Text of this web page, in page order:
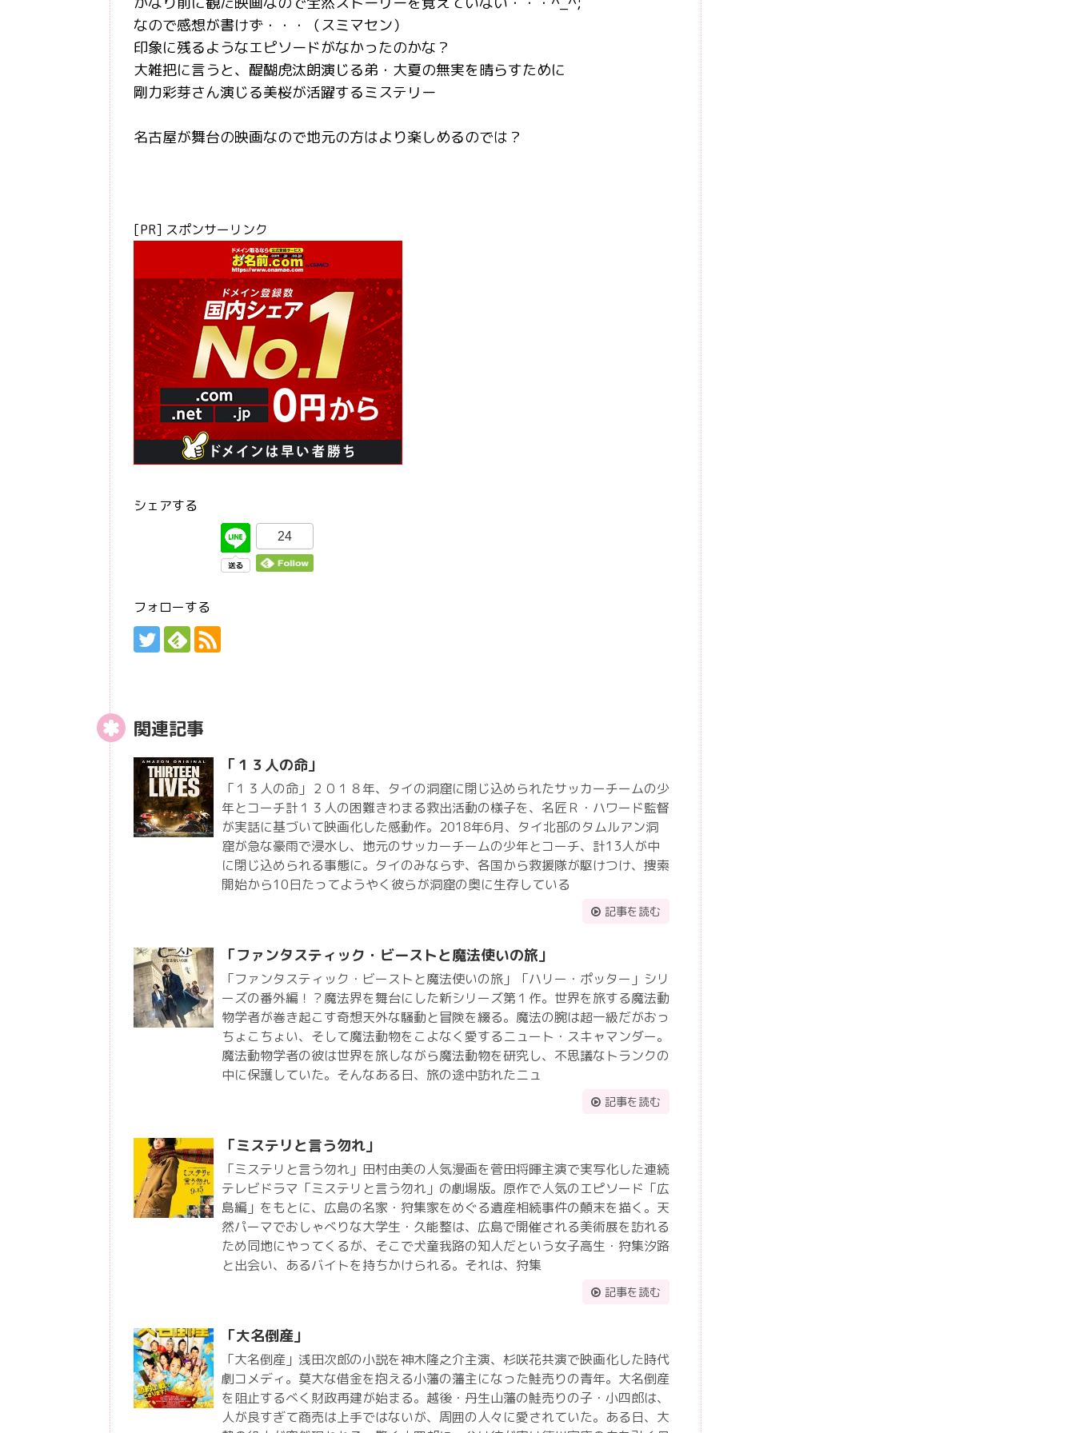
なので感想が書けず・・・（スミマセン）
印象に残るようなエピソードがなかったのかな？
大雑把に言うと、醍醐虎汰朗演じる弟・大夏の無実を晴らすために
剛力彩芽さん演じる美桜が活躍するミステリー
名古屋が舞台の映画なので地元の方はより楽しめるのでは？
[PR] スポンサーリンク
シェアする
24
フォローする
関連記事
「１３人の命」
「１３人の命」２０１８年、タイの洞窟に閉じ込められたサッカーチームの少
年とコーチ計１３人の困難きわまる救出活動の様子を、名匠Ｒ・ハワード監督
が実話に基づいて映画化した感動作。2018年6月、タイ北部のタムルアン洞
窟が急な豪雨で浸水し、地元のサッカーチームの少年とコーチ、計13人が中
に閉じ込められる事態に。タイのみならず、各国から救援隊が駆けつけ、捜索
開始から10日たってようやく彼らが洞窟の奥に生存している
記事を読む
「ファンタスティック・ビーストと魔法使いの旅」
「ファンタスティック・ビーストと魔法使いの旅」「ハリー・ポッター」シリ
ーズの番外編！？魔法界を舞台にした新シリーズ第１作。世界を旅する魔法動
物学者が巻き起こす奇想天外な騒動と冒険を綴る。魔法の腕は超一級だがおっ
ちょこちょい、そして魔法動物をこよなく愛するニュート・スキャマンダー。
魔法動物学者の彼は世界を旅しながら魔法動物を研究し、不思議なトランクの
中に保護していた。そんなある日、旅の途中訪れたニュ
記事を読む
「ミステリと言う勿れ」
「ミステリと言う勿れ」田村由美の人気漫画を菅田将暉主演で実写化した連続
テレビドラマ「ミステリと言う勿れ」の劇場版。原作で人気のエピソード「広
島編」をもとに、広島の名家・狩集家をめぐる遺産相続事件の顛末を描く。天
然パーマでおしゃべりな大学生・久能整は、広島で開催される美術展を訪れる
ため同地にやってくるが、そこで犬童我路の知人だという女子高生・狩集汐路
と出会い、あるバイトを持ちかけられる。それは、狩集
記事を読む
「大名倒産」
「大名倒産」浅田次郎の小説を神木隆之介主演、杉咲花共演で映画化した時代
劇コメディ。莫大な借金を抱える小藩の藩主になった鮭売りの青年。大名倒産
を阻止するべく財政再建が始まる。越後・丹生山藩の鮭売りの子・小四郎は、
人が良すぎて商売は上手ではないが、周囲の人々に愛されていた。ある日、大